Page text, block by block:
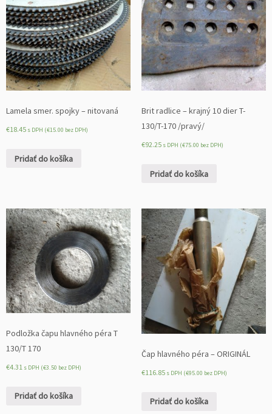
Lamela smer. spojky – nitovaná
€18.45 s DPH (€15.00 bez DPH)
Pridať do košíka
Brit radlice – krajný 10 dier T-
130/T-170 /pravý/
€92.25 s DPH (€75.00 bez DPH)
Pridať do košíka
Podložka čapu hlavného péra T
130/T 170
€4.31 s DPH (€3.50 bez DPH)
Pridať do košíka
Čap hlavného péra – ORIGINÁL
€116.85 s DPH (€95.00 bez DPH)
Pridať do košíka